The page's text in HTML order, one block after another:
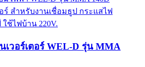
เวอร์เตอร์ WEL-D รุ่น MMA